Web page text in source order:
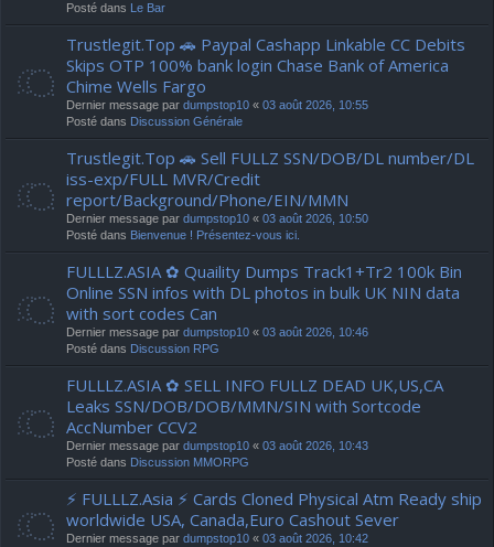
Posté dans
Le Bar
Trustlegit.Top 🚗 Paypal Cashapp Linkable CC Debits
Skips OTP 100% bank login Chase Bank of America
Chime Wells Fargo
Dernier message par dumpstop10 « 03 août 2026, 10:55
Posté dans Discussion Générale
Trustlegit.Top 🚗 Sell FULLZ SSN/DOB/DL number/DL
iss-exp/FULL MVR/Credit
report/Background/Phone/EIN/MMN
Dernier message par dumpstop10 « 03 août 2026, 10:50
Posté dans Bienvenue ! Présentez-vous ici.
FULLLZ.ASIA ✿ Quaility Dumps Track1+Tr2 100k Bin
Online SSN infos with DL photos in bulk UK NIN data
with sort codes Can
Dernier message par dumpstop10 « 03 août 2026, 10:46
Posté dans Discussion RPG
FULLLZ.ASIA ✿ SELL INFO FULLZ DEAD UK,US,CA
Leaks SSN/DOB/DOB/MMN/SIN with Sortcode
AccNumber CCV2
Dernier message par dumpstop10 « 03 août 2026, 10:43
Posté dans Discussion MMORPG
⚡ FULLLZ.Asia ⚡ Cards Cloned Physical Atm Ready ship
worldwide USA, Canada,Euro Cashout Sever
Dernier message par dumpstop10 « 03 août 2026, 10:42